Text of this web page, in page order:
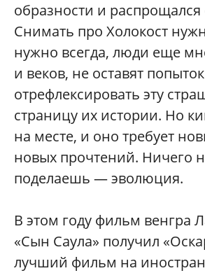
образности и распрощался
Снимать про Холокост
нужно всегда, люди еще
и веков, не оставят попыток
отрефлексировать эту
страницу их истории. Но
на месте, и оно требует
новых прочтений. Ничего
поделаешь — эволюция.
В этом году фильм венгра
«Сын Саула» получил
лучший фильм на